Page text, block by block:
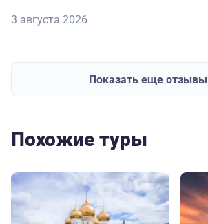
3 августа 2026
Показать еще отзывы
Похожие туры